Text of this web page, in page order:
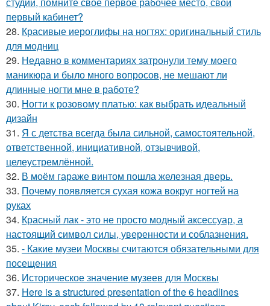
первый кабинет?
28. Красивые иероглифы на ногтях: оригинальный стиль
для модниц
29. Недавно в комментариях затронули тему моего
маникюра и было много вопросов, не мешают ли
длинные ногти мне в работе?
30. Ногти к розовому платью: как выбрать идеальный
дизайн
31. Я с детства всегда была сильной, самостоятельной,
ответственной, инициативной, отзывчивой,
целеустремлённой.
32. В моём гараже винтом пошла железная дверь.
33. Почему появляется сухая кожа вокруг ногтей на
руках
34. Красный лак - это не просто модный аксессуар, а
настоящий символ силы, уверенности и соблазнения.
35. - Какие музеи Москвы считаются обязательными для
посещения
36. Историческое значение музеев для Москвы
37. Here is a structured presentation of the 6 headlines